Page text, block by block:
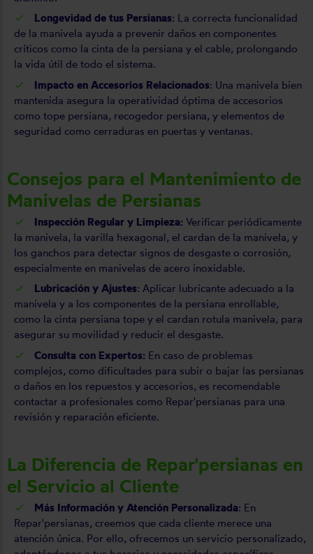
Longevidad de tus Persianas: La correcta funcionalidad
de la manivela ayuda a prevenir daños en componentes
críticos como la cinta de la persiana y el cable, prolongando
la vida útil de todo el sistema.
Impacto en Accesorios Relacionados: Una manivela bien
mantenida asegura la operatividad óptima de accesorios
como tope persiana, recogedor persiana, y elementos de
seguridad como cerraduras en puertas y ventanas.
Consejos para el Mantenimiento de
Manivelas de Persianas
Inspección Regular y Limpieza: Verificar periódicamente
la manivela, la varilla hexagonal, el cardan de la manivela, y
los ganchos para detectar signos de desgaste o corrosión,
especialmente en manivelas de acero inoxidable.
Lubricación y Ajustes: Aplicar lubricante adecuado a la
manivela y a los componentes de la persiana enrollable,
como la cinta persiana tope y el cardan rotula manivela, para
asegurar su movilidad y reducir el desgaste.
Consulta con Expertos: En caso de problemas
complejos, como dificultades para subir o bajar las persianas
o daños en los repuestos y accesorios, es recomendable
contactar a profesionales como Repar'persianas para una
revisión y reparación eficiente.
La Diferencia de Repar'persianas en
el Servicio al Cliente
Más Información y Atención Personalizada: En
Repar'persianas, creemos que cada cliente merece una
atención única. Por ello, ofrecemos un servicio personalizado,